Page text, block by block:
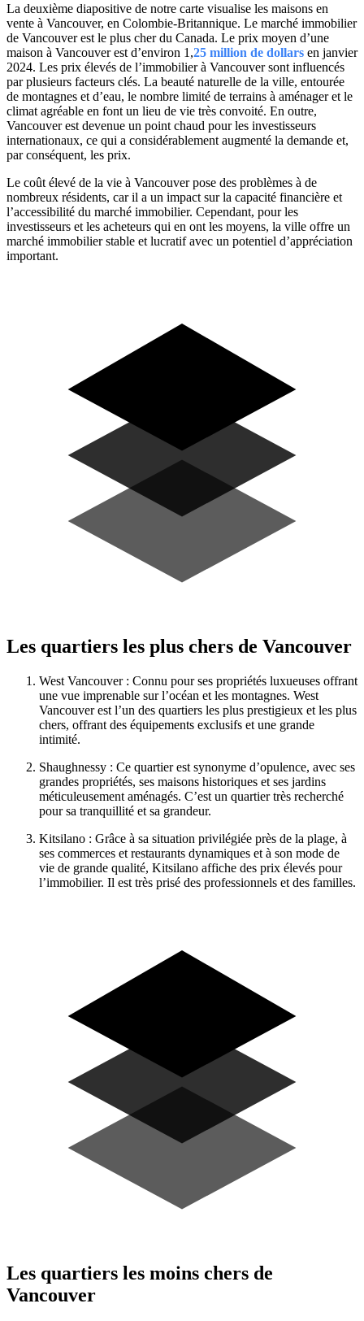
La deuxième diapositive de notre carte visualise les maisons en
vente à Vancouver, en Colombie-Britannique. Le marché immobilier
de Vancouver est le plus cher du Canada. Le prix moyen d’une
maison à Vancouver est d’environ 1,25 million de dollars en janvier
2024. Les prix élevés de l’immobilier à Vancouver sont influencés
par plusieurs facteurs clés. La beauté naturelle de la ville, entourée
de montagnes et d’eau, le nombre limité de terrains à aménager et le
climat agréable en font un lieu de vie très convoité. En outre,
Vancouver est devenue un point chaud pour les investisseurs
internationaux, ce qui a considérablement augmenté la demande et,
par conséquent, les prix.
Le coût élevé de la vie à Vancouver pose des problèmes à de
nombreux résidents, car il a un impact sur la capacité financière et
l’accessibilité du marché immobilier. Cependant, pour les
investisseurs et les acheteurs qui en ont les moyens, la ville offre un
marché immobilier stable et lucratif avec un potentiel d’appréciation
important.
Les quartiers les plus chers de Vancouver
West Vancouver : Connu pour ses propriétés luxueuses offrant
une vue imprenable sur l’océan et les montagnes. West
Vancouver est l’un des quartiers les plus prestigieux et les plus
chers, offrant des équipements exclusifs et une grande
intimité.
Shaughnessy : Ce quartier est synonyme d’opulence, avec ses
grandes propriétés, ses maisons historiques et ses jardins
méticuleusement aménagés. C’est un quartier très recherché
pour sa tranquillité et sa grandeur.
Kitsilano : Grâce à sa situation privilégiée près de la plage, à
ses commerces et restaurants dynamiques et à son mode de
vie de grande qualité, Kitsilano affiche des prix élevés pour
l’immobilier. Il est très prisé des professionnels et des familles.
Les quartiers les moins chers de
Vancouver